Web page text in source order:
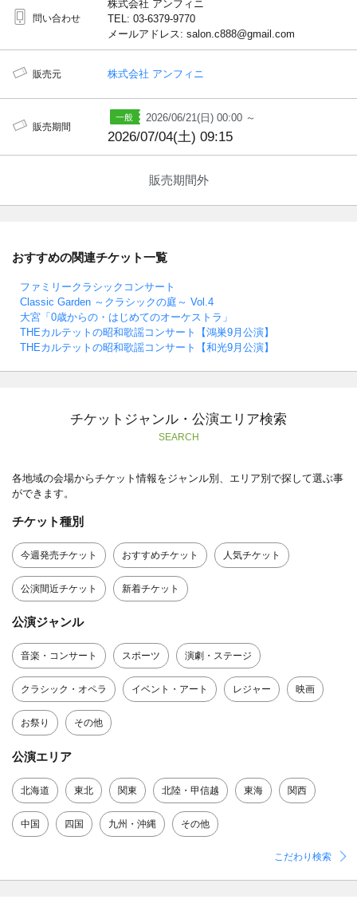
問い合わせ
株式会社 アンフィニ
TEL: 03-6379-9770
メールアドレス: salon.c888@gmail.com
販売元 株式会社 アンフィニ
販売期間
2026/06/21(日) 00:00 ～
2026/07/04(土) 09:15
販売期間外
おすすめの関連チケット一覧
ファミリークラシックコンサート
Classic Garden ～クラシックの庭～ Vol.4
大宮「0歳からの・はじめてのオーケストラ」
THEカルテットの昭和歌謡コンサート【鴻巣9月公演】
THEカルテットの昭和歌謡コンサート【和光9月公演】
チケットジャンル・公演エリア検索
SEARCH
各地域の会場からチケット情報をジャンル別、エリア別で探して選ぶ事
ができます。
チケット種別
今週発売チケット おすすめチケット 人気チケット
公演間近チケット 新着チケット
公演ジャンル
音楽・コンサート スポーツ 演劇・ステージ
クラシック・オペラ イベント・アート レジャー 映画
お祭り その他
公演エリア
北海道 東北 関東 北陸・甲信越 東海 関西
中国 四国 九州・沖縄 その他
こだわり検索